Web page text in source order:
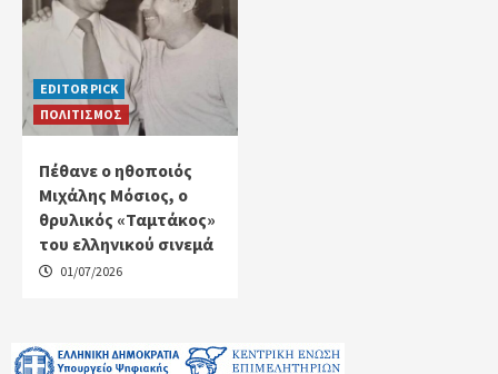
EDITOR PICK
ΠΟΛΙΤΙΣΜΟΣ
Πέθανε ο ηθοποιός
Μιχάλης Μόσιος, ο
θρυλικός «Ταμτάκος»
του ελληνικού σινεμά
01/07/2026